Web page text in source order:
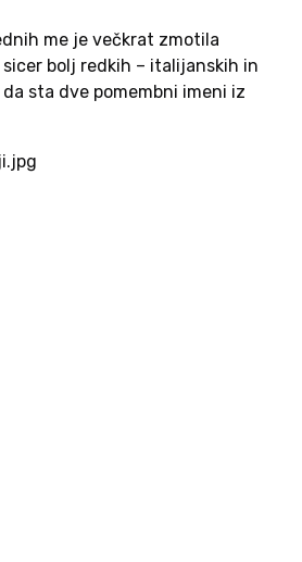
me je večkrat zmotila
bolj redkih – italijanskih in
sta dve pomembni imeni iz
in s tem povezan nov...